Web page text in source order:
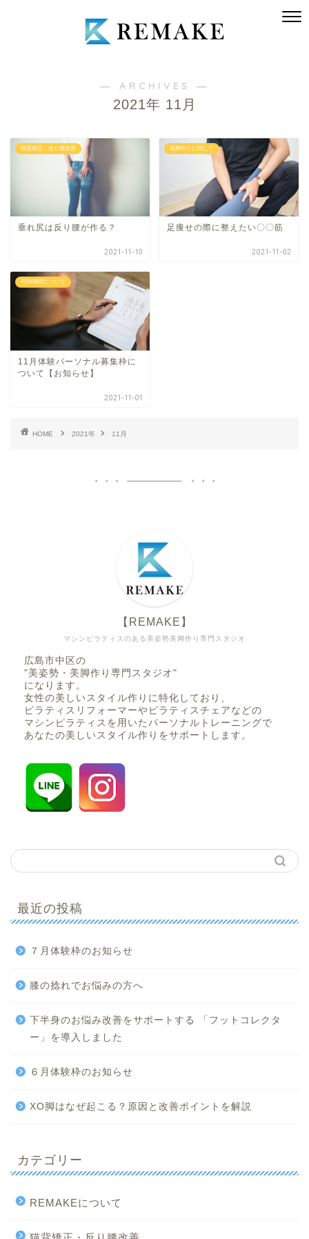
― ARCHIVES ―
2021年 11月
猫背矯正・反り腰改善
垂れ尻は反り腰が作る？
2021-11-10
美脚作りに関して
足痩せの際に整えたい〇〇筋
2021-11-02
REMAKEについて
11月体験パーソナル募集枠に
ついて【お知らせ】
2021-11-01
HOME 2021年 11月
マシンピラティスのある美姿勢美脚作り専門スタジオ
【REMAKE】
広島市中区の
"美姿勢・美脚作り専門スタジオ"
になります。
女性の美しいスタイル作りに特化しており、
ピラティスリフォーマーやピラティスチェアなどの
マシンピラティスを用いたパーソナルトレーニングで
あなたの美しいスタイル作りをサポートします。
最近の投稿
７月体験枠のお知らせ
膝の捻れでお悩みの方へ
下半身のお悩み改善をサポートする 「フットコレクタ
ー」を導入しました
６月体験枠のお知らせ
XO脚はなぜ起こる？原因と改善ポイントを解説
カテゴリー
REMAKEについて